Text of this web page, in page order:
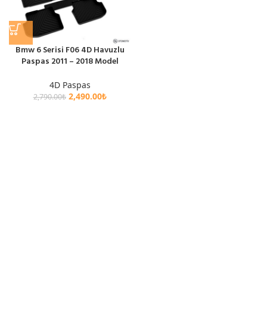
Bmw 6 Serisi F06 4D Havuzlu
Paspas 2011 – 2018 Model
4D Paspas
2,790.00₺ 2,490.00₺